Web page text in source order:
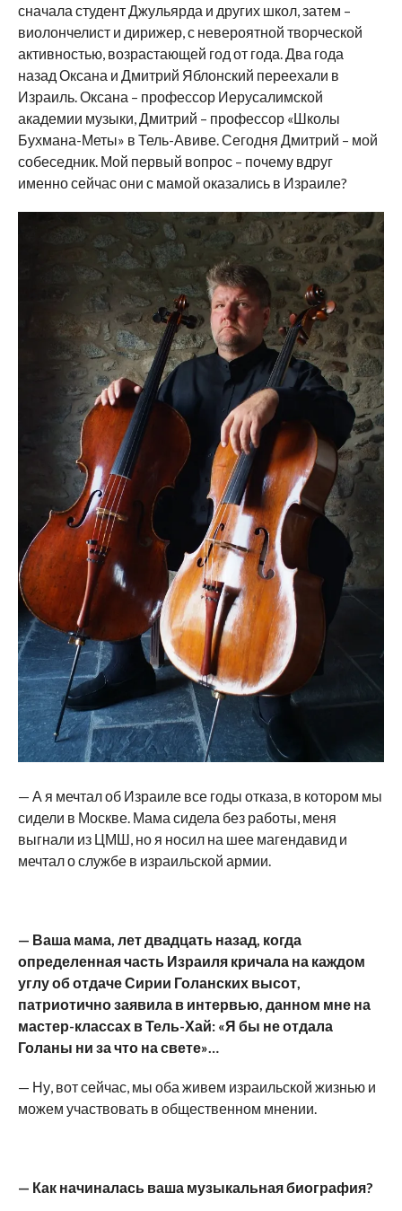
сначала студент Джульярда и других школ, затем –
виолончелист и дирижер, с невероятной творческой
активностью, возрастающей год от года. Два года
назад Оксана и Дмитрий Яблонский переехали в
Израиль. Оксана – профессор Иерусалимской
академии музыки, Дмитрий – профессор «Школы
Бухмана-Меты» в Тель-Авиве. Сегодня Дмитрий – мой
собеседник. Мой первый вопрос – почему вдруг
именно сейчас они с мамой оказались в Израиле?
— А я мечтал об Израиле все годы отказа, в котором мы
сидели в Москве. Мама сидела без работы, меня
выгнали из ЦМШ, но я носил на шее магендавид и
мечтал о службе в израильской армии.
— Ваша мама, лет двадцать назад, когда
определенная часть Израиля кричала на каждом
углу об отдаче Сирии Голанских высот,
патриотично заявила в интервью, данном мне на
мастер-классах в Тель-Хай: «Я бы не отдала
Голаны ни за что на свете»…
— Ну, вот сейчас, мы оба живем израильской жизнью и
можем участвовать в общественном мнении.
— Как начиналась ваша музыкальная биография?